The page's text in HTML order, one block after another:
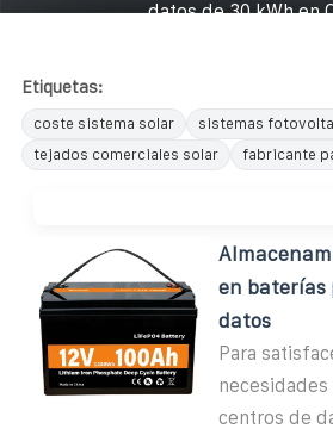
datos de 30 kWh en
Etiquetas:
coste sistema solar
sistemas
tejados comerciales solar
fabricante
en baterías
datos
Para
centros de